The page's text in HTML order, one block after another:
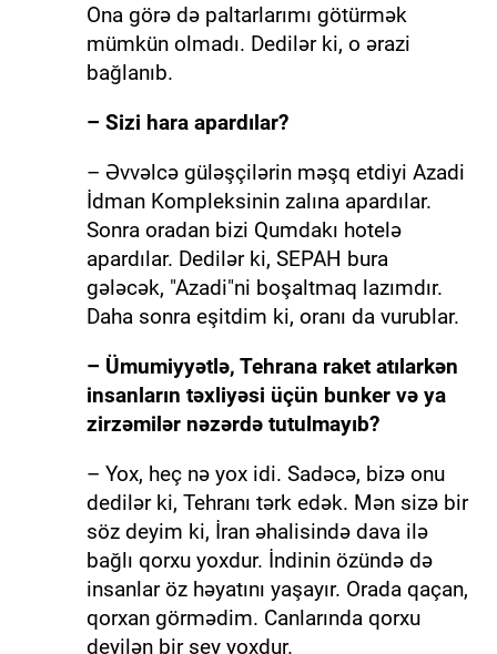
Ona görə də paltarlarımı götürmək
mümkün olmadı. Dedilər ki, o ərazi
bağlanıb.
– Sizi hara apardılar?
– Əvvəlcə güləşçilərin məşq etdiyi Azadi
İdman Kompleksinin zalına apardılar.
Sonra oradan bizi Qumdakı hotelə
apardılar. Dedilər ki, SEPAH bura
gələcək, "Azadi"ni boşaltmaq lazımdır.
Daha sonra eşitdim ki, oranı da vurublar.
– Ümumiyyətlə, Tehrana raket atılarkən
insanların təxliyəsi üçün bunker və ya
zirzəmilər nəzərdə tutulmayıb?
– Yox, heç nə yox idi. Sadəcə, bizə onu
dedilər ki, Tehranı tərk edək. Mən sizə bir
söz deyim ki, İran əhalisində dava ilə
bağlı qorxu yoxdur. İndinin özündə də
insanlar öz həyatını yaşayır. Orada qaçan,
qorxan görmədim. Canlarında qorxu
deyilən bir şey yoxdur.